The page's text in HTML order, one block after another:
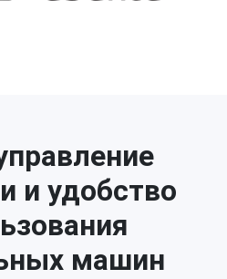
и удобство
машин